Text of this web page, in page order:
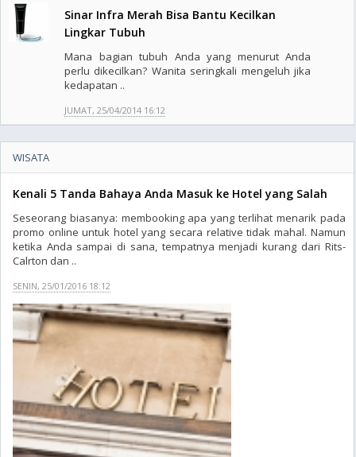
Sinar Infra Merah Bisa Bantu Kecilkan
Lingkar Tubuh
Mana bagian tubuh Anda yang menurut Anda
perlu dikecilkan? Wanita seringkali mengeluh jika
kedapatan ..
JUMAT, 25/04/2014 16:12
WISATA
Kenali 5 Tanda Bahaya Anda Masuk ke Hotel yang Salah
Seseorang biasanya: membooking apa yang terlihat menarik pada
promo online untuk hotel yang secara relative tidak mahal. Namun
ketika Anda sampai di sana, tempatnya menjadi kurang dari Rits-
Calrton dan ..
SENIN, 25/01/2016 18:12